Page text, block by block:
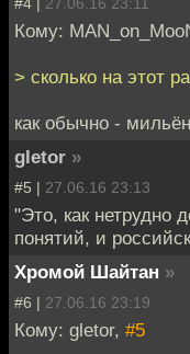
Кому:
> сколько на этот
как обычно -
gletor »
#5 | 27.06.16 23:13
"Это, как нетрудно
понятий, и
Хромой Шайтан »
#6 | 27.06.16 23:19
Кому: gletor, #5